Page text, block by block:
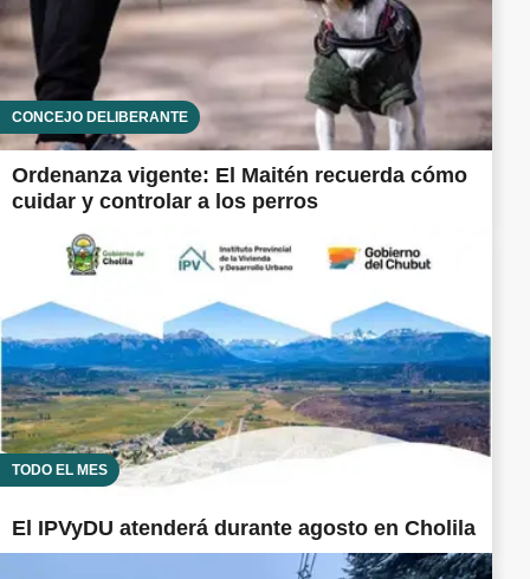
CONCEJO DELIBERANTE
Ordenanza vigente: El Maitén recuerda cómo
cuidar y controlar a los perros
TODO EL MES
El IPVyDU atenderá durante agosto en Cholila